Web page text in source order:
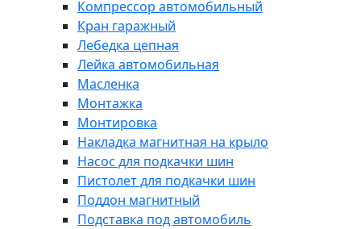
Компрессор автомобильный
Кран гаражный
Лебедка цепная
Лейка автомобильная
Масленка
Монтажка
Монтировка
Накладка магнитная на крыло
Насос для подкачки шин
Пистолет для подкачки шин
Поддон магнитный
Подставка под автомобиль